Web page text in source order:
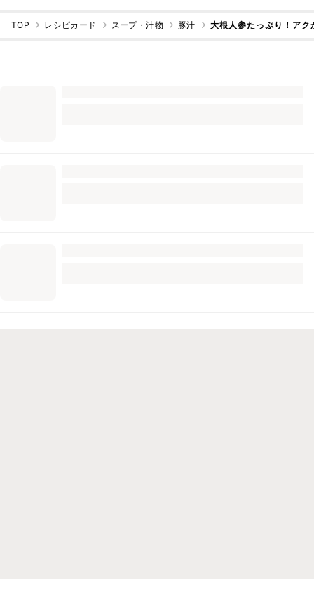
TOP レシピカード スープ・汁物 豚汁 大根人参たっぷり！ア